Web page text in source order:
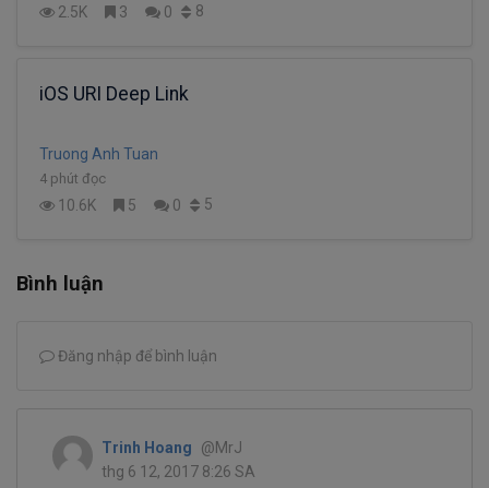
2.5K 3 0 8
iOS URI Deep Link
Truong Anh Tuan
4 phút đọc
10.6K 5 0 5
Bình luận
Đăng nhập để bình luận
Trinh Hoang
@MrJ
thg 6 12, 2017 8:26 SA